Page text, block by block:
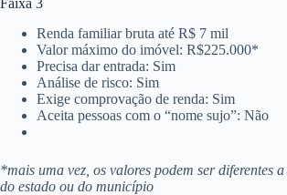
Renda familiar bruta até R$ 7 mil
Valor máximo do imóvel: R$225.000*
Precisa dar entrada: Sim
Análise de risco: Sim
Exige comprovação de renda: Sim
Aceita pessoas com o “nome sujo”: Não
*mais uma vez, os valores podem ser diferentes
do estado ou do município